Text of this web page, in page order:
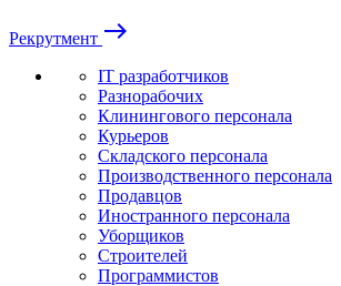
Рекрутмент east
IT разработчиков
Разнорабочих
Клинингового персонала
Курьеров
Складского персонала
Производственного персонала
Продавцов
Иностранного персонала
Уборщиков
Строителей
Программистов